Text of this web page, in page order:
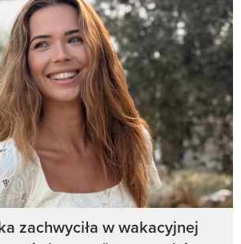
zachwyciła w wakacyjnej